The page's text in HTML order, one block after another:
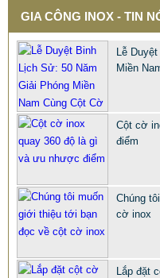
QUÀ TẶNG Ý NGHĨA
CỜ ĐỂ BÀN
2.968.680
GIA CÔNG INOX - TIN
Lễ
Miền
Cột cờ
điểm
Chúng
cờ inox
Lắp đặt